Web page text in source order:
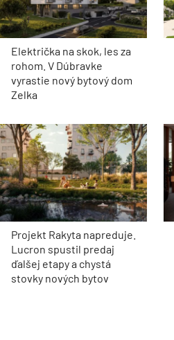
Električka na skok, les za
rohom. V Dúbravke
vyrastie nový bytový dom
Zelka
Projekt Rakyta napreduje.
Lucron spustil predaj
ďalšej etapy a chystá
stovky nových bytov